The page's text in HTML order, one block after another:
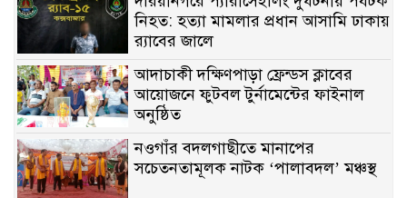
নিহত: হত্যা মামলার প্রধান আসামি ঢাকায়
র‌্যাবের জালে
আদাচাকী দক্ষিণপাড়া ফ্রেন্ডস ক্লাবের
আয়োজনে ফুটবল টুর্নামেন্টের ফাইনাল
অনুষ্ঠিত
নওগাঁর বদলগাছীতে মানাপের
সচেতনতামূলক নাটক ‘পালাবদল’ মঞ্চস্থ